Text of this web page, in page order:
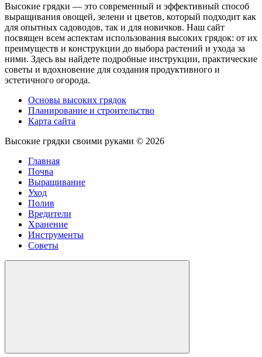
Высокие грядки — это современный и эффективный способ
выращивания овощей, зелени и цветов, который подходит как
для опытных садоводов, так и для новичков. Наш сайт
посвящен всем аспектам использования высоких грядок: от их
преимуществ и конструкции до выбора растений и ухода за
ними. Здесь вы найдете подробные инструкции, практические
советы и вдохновение для создания продуктивного и
эстетичного огорода.
Основы высоких грядок
Планирование и строительство
Карта сайта
Высокие грядки своими руками © 2026
Главная
Почва
Выращивание
Уход
Полив
Вредители
Хранение
Инструменты
Советы